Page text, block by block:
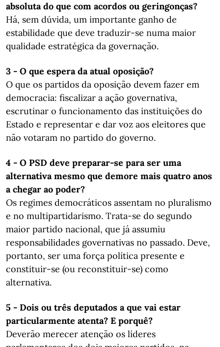
absoluta do que com acordos ​​​​​​​ou geringonças?
Há, sem dúvida, um importante ganho de
estabilidade que deve traduzir-se numa maior
qualidade estratégica da governação.
3 - O que espera da atual ​​​​​​​oposição?
O que os partidos da oposição devem fazer em
democracia: fiscalizar a ação governativa,
escrutinar o funcionamento das instituições do
Estado e representar e dar voz aos eleitores que
não votaram no partido do governo.
4 - O PSD deve preparar-se para ser uma
alternativa ​​​​​​​mesmo que demore mais quatro anos
a chegar ao poder?
Os regimes democráticos assentam no pluralismo
e no multipartidarismo. Trata-se do segundo
maior partido nacional, que já assumiu
responsabilidades governativas no passado. Deve,
portanto, ser uma força política presente e
constituir-se (ou reconstituir-se) como
alternativa.
5 - Dois ou três deputados a que vai estar
particularmente atenta? E porquê?
Deverão merecer atenção os líderes